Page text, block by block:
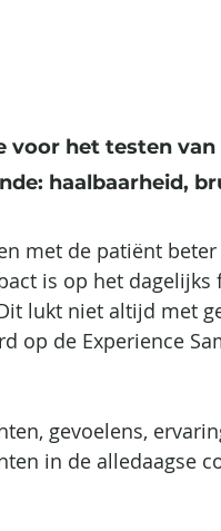
voor het testen
haalbaarheid,
met de patiënt
is op het
lukt niet altijd met
op de Experience
gevoelens,
in de alledaagse